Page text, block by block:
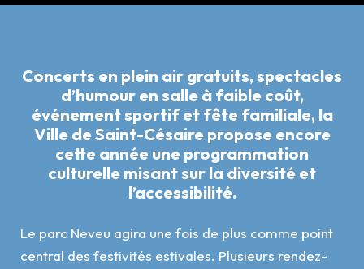
Concerts en plein air gratuits, spectacles
d’humour en salle à faible coût,
événement sportif et fête familiale, la
Ville de Saint-Césaire propose encore
cette année une programmation
culturelle misant sur la diversité et
l’accessibilité.
Le parc Neveu agira une fois de plus comme point
central des festivités estivales. Plusieurs rendez-